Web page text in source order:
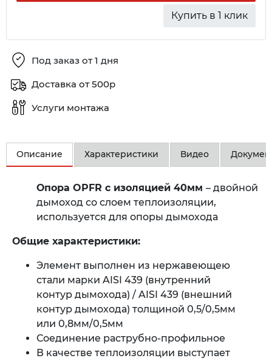
Купить в 1 клик
Под заказ от 1 дня
Доставка от 500р
Услуги монтажа
Описание Характеристики Видео
Опора OPFR с изоляцией 40мм – двойной
дымоход со слоем теплоизоляции,
используется для опоры дымохода
Общие характеристики:
Элемент выполнен из нержавеющею
стали марки AISI 439 (внутренний
контур дымохода) / AISI 439 (внешний
контур дымохода) толщиной 0,5/0,5мм
или 0,8мм/0,5мм
Соединение раструбно-профильное
В качестве теплоизоляции выступает